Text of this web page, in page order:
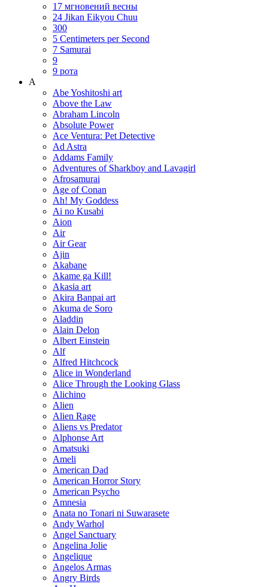
17 мгновений весны
24 Jikan Eikyou Chuu
300
5 Centimeters per Second
7 Samurai
9
9 рота
A
Abe Yoshitoshi art
Above the Law
Abraham Lincoln
Absolute Power
Ace Ventura: Pet Detective
Ad Astra
Addams Family
Adventures of Sharkboy and Lavagirl
Afrosamurai
Age of Conan
Ah! My Goddess
Ai no Kusabi
Aion
Air
Air Gear
Ajin
Akabane
Akame ga Kill!
Akasia art
Akira Banpai art
Akuma de Soro
Aladdin
Alain Delon
Albert Einstein
Alf
Alfred Hitchcock
Alice in Wonderland
Alice Through the Looking Glass
Alichino
Alien
Alien Rage
Aliens vs Predator
Alphonse Art
Amatsuki
Ameli
American Dad
American Horror Story
American Psycho
Amnesia
Anata no Tonari ni Suwarasete
Andy Warhol
Angel Sanctuary
Angelina Jolie
Angelique
Angelos Armas
Angry Birds